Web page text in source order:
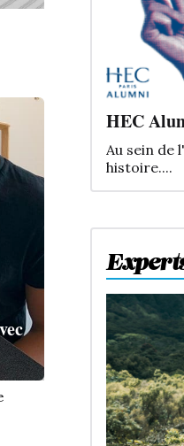
HEC
Au sein de
histoire....